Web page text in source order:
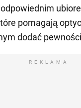
pomagają
dodać
REKLAMA